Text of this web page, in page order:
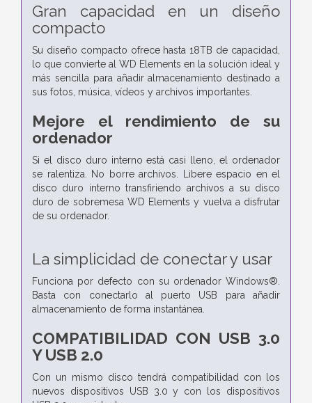
Gran capacidad en un diseño
compacto
Su diseño compacto ofrece hasta 18TB de capacidad,
lo que convierte al WD Elements en la solución ideal y
más sencilla para añadir almacenamiento destinado a
sus fotos, música, vídeos y archivos importantes.
Mejore el rendimiento de su
ordenador
Si el disco duro interno está casi lleno, el ordenador
se ralentiza. No borre archivos. Libere espacio en el
disco duro interno transfiriendo archivos a su disco
duro de sobremesa WD Elements y vuelva a disfrutar
de su ordenador.
La simplicidad de conectar y usar
Funciona por defecto con su ordenador Windows®.
Basta con conectarlo al puerto USB para añadir
almacenamiento de forma instantánea.
COMPATIBILIDAD CON USB 3.0
Y USB 2.0
Con un mismo disco tendrá compatibilidad con los
nuevos dispositivos USB 3.0 y con los dispositivos